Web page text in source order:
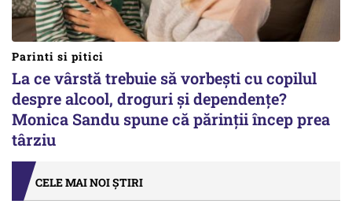
Parinti si pitici
La ce vârstă trebuie să vorbești cu copilul
despre alcool, droguri și dependențe?
Monica Sandu spune că părinții încep prea
târziu
CELE MAI NOI ȘTIRI